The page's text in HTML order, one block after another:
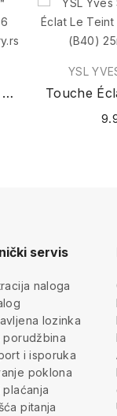
Even Better Clinical™ Serum Foundation SPF20...
YSL
servis
naloga
lozinka
porudžbina
i isporuka
poklona
plaćanja
pitanja